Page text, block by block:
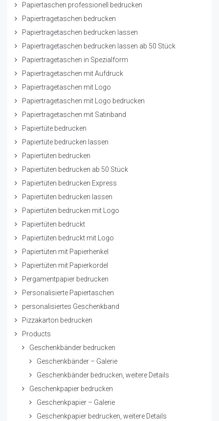
Papiertaschen professionell bedrucken
Papiertragetaschen bedrucken
Papiertragetaschen bedrucken lassen
Papiertragetaschen bedrucken lassen ab 50 Stück
Papiertragetaschen in Spezialform
Papiertragetaschen mit Aufdruck
Papiertragetaschen mit Logo
Papiertragetaschen mit Logo bedrucken
Papiertragetaschen mit Satinband
Papiertüte bedrucken
Papiertüte bedrucken lassen
Papiertüten bedrucken
Papiertüten bedrucken ab 50 Stück
Papiertüten bedrucken Express
Papiertüten bedrucken lassen
Papiertüten bedrucken mit Logo
Papiertüten bedruckt
Papiertüten bedruckt mit Logo
Papiertüten mit Papierhenkel
Papiertüten mit Papierkordel
Pergamentpapier bedrucken
Personalisierte Papiertaschen
personalisiertes Geschenkband
Pizzakarton bedrucken
Products
Geschenkbänder bedrucken
Geschenkbänder – Galerie
Geschenkbänder bedrucken, weitere Details
Geschenkpapier bedrucken
Geschenkpapier – Galerie
Geschenkpapier bedrucken, weitere Details